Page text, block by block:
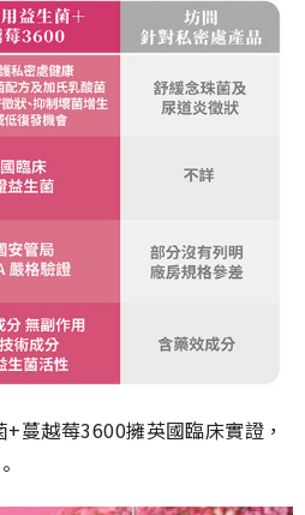
蔓越莓3600擁英國臨床實證，